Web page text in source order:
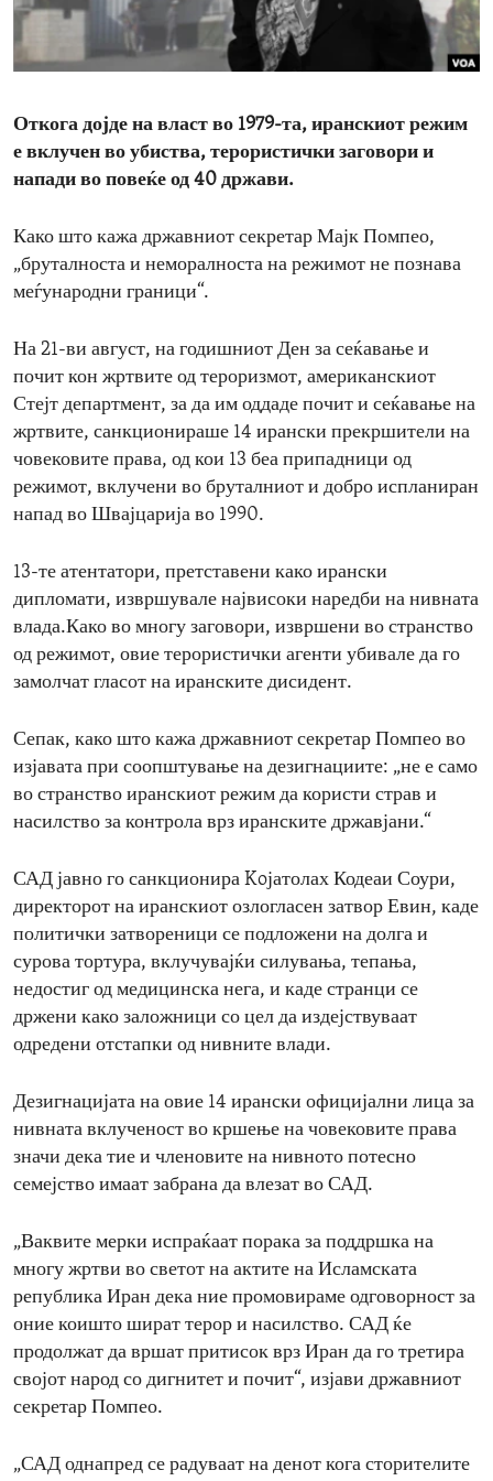
ENVIRONMENT AND HEALTH
IDEALS AND INSTITUTIONS
Откога дојде на власт во 1979-та, иранскиот режим
е вклучен во убиства, терористички заговори и
напади во повеќе од 40 држави.
Како што кажа државниот секретар Мајк Помпео,
„бруталноста и неморалноста на режимот не познава
меѓународни граници“.
На 21-ви август, на годишниот Ден за сеќавање и
почит кон жртвите од тероризмот, американскиот
Стејт департмент, за да им оддаде почит и сеќавање на
жртвите, санкционираше 14 ирански прекршители на
човековите права, од кои 13 беа припадници од
режимот, вклучени во бруталниот и добро испланиран
напад во Швајцарија во 1990.
13-те атентатори, претставени како ирански
дипломати, извршувале највисоки наредби на нивната
влада.Како во многу заговори, извршени во странство
од режимот, овие терористички агенти убивале да го
замолчат гласот на иранските дисидент.
Сепак, како што кажа државниот секретар Помпео во
изјавата при соопштување на дезигнациите: „не е само
во странство иранскиот режим да користи страв и
насилство за контрола врз иранските државјани.“
САД јавно го санкционира Koјатолах Кодеаи Соури,
директорот на иранскиот озлогласен затвор Евин, каде
политички затвореници се подложени на долга и
сурова тортура, вклучувајќи силувања, тепања,
недостиг од медицинска нега, и каде странци се
држени како заложници со цел да издејствуваат
одредени отстапки од нивните влади.
Дезигнацијата на овие 14 ирански официјални лица за
нивната вклученост во кршење на човековите права
значи дека тие и членовите на нивното потесно
семејство имаат забрана да влезат во САД.
„Ваквите мерки испраќаат порака за поддршка на
многу жртви во светот на актите на Исламската
република Иран дека ние промовираме одговорност за
оние коишто шират терор и насилство. САД ќе
продолжат да вршат притисок врз Иран да го третира
својот народ со дигнитет и почит“, изјави државниот
секретар Помпео.
„САД однапред се радуваат на денот кога сторителите